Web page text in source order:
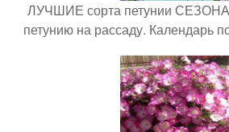
ЛУЧШИЕ сорта петунии СЕЗОНА
петунию на рассаду. Календарь